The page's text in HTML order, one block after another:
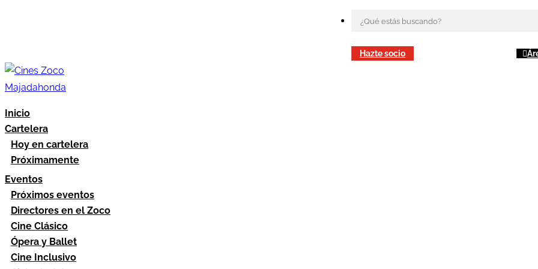
Hazte socio
Inicio
Cartelera
Hoy en cartelera
Próximamente
Eventos
Próximos eventos
Directores en el Zoco
Cine Clásico
Ópera y Ballet
Cine Inclusivo